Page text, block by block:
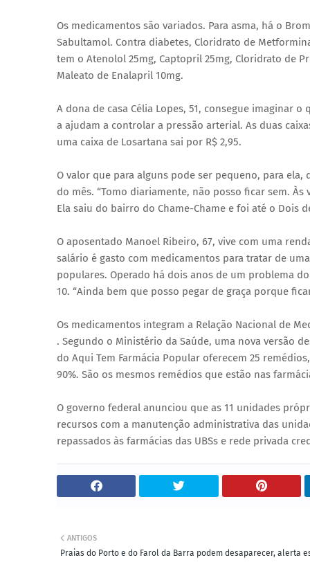
Os medicamentos são variados. Para asma, há o
Sabultamol. Contra diabetes, Cloridrato de
tem o Atenolol 25mg, Captopril 25mg, Cloridrato de
Maleato de Enalapril 10mg.
A dona de casa Célia Lopes, 51, consegue imaginar
a ajudam a controlar a pressão arterial. As duas
uma caixa de Losartana sai por R$ 2,95.
O valor que para alguns pode ser pequeno, para
do mês. “Tomo diariamente, não posso ficar sem.
Ela saiu do bairro do Chame-Chame e foi até o Dois
O aposentado Manoel Ribeiro, 67, vive com uma
salário é gasto com medicamentos para tratar de
populares. Operado há dois anos de um problema
10. “Ainda bem que posso pegar de graça porque
Os medicamentos integram a Relação Nacional de
. Segundo o Ministério da Saúde, uma nova versão
do Aqui Tem Farmácia Popular oferecem 25
90%. São os mesmos remédios que estão nas
O governo federal anunciou que as 11 unidades
recursos com a manutenção administrativa das
repassados às farmácias das UBSs e rede privada
ANTIGOS
Praias do Porto e do Farol da Barra podem desaparecer, alerta